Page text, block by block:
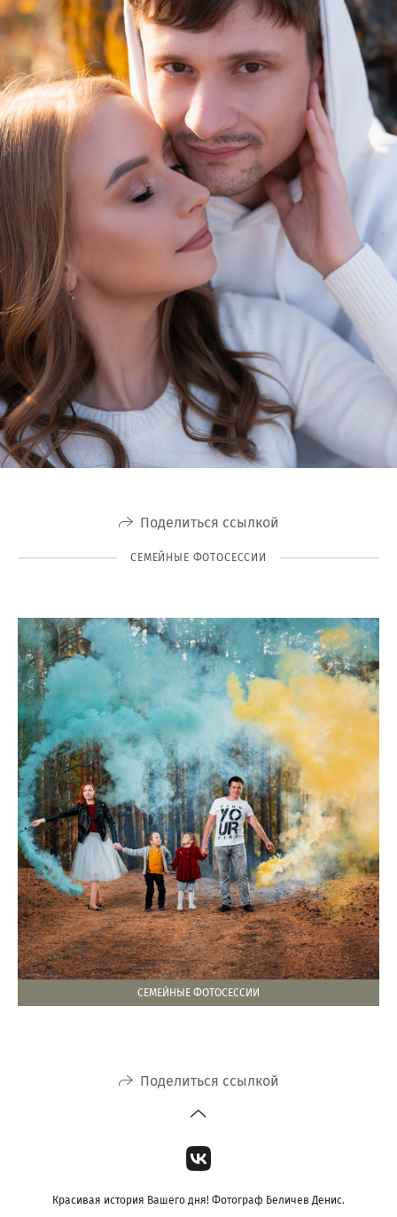
Поделиться ссылкой
СЕМЕЙНЫЕ ФОТОСЕССИИ
СЕМЕЙНЫЕ ФОТОСЕССИИ
Поделиться ссылкой
Красивая история Вашего дня! Фотограф Беличев Денис.